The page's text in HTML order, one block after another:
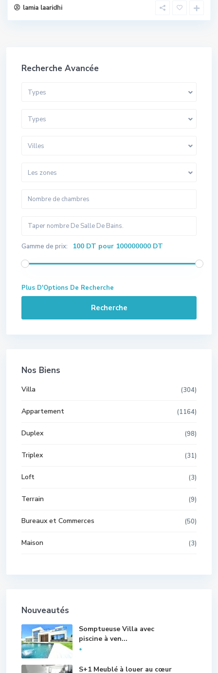
lamia laaridhi
Recherche Avancée
Types
Types
Villes
Les zones
Gamme de prix: 100 DT pour 100000000 DT
Plus D'Options De Recherche
Recherche
Nos Biens
Villa (304)
Appartement (1164)
Duplex (98)
Triplex (31)
Loft (3)
Terrain (9)
Bureaux et Commerces (50)
Maison (3)
Nouveautés
Somptueuse Villa avec
piscine à ven...
*
S+1 Meublé à louer au cœur